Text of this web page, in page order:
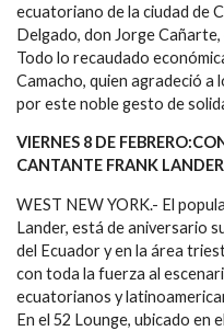
ecuatoriano de la ciudad de
Delgado, don Jorge
Todo lo recaudado
Camacho, quien agradeció a
por este noble gesto de
VIERNES 8 DE
CANTANTE FRANK LANDER
WEST NEW YORK.- El
Lander, está de aniversario
del Ecuador y en la área
con toda la fuerza al
ecuatorianos y
En el 52 Lounge, ubicado en